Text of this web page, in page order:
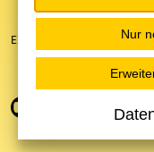
EIN UNTERNEHMEN DERNur